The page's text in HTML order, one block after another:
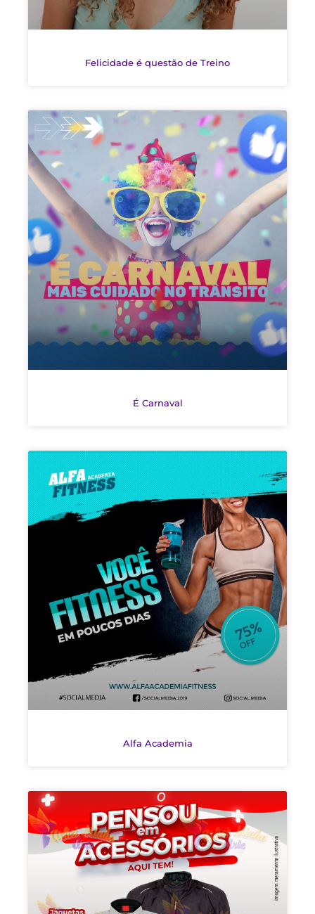
Felicidade é questão de Treino
É Carnaval
Alfa Academia